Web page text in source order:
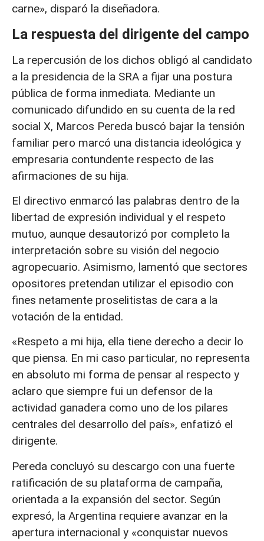
carne», disparó la diseñadora.
La respuesta del dirigente del campo
La repercusión de los dichos obligó al candidato
a la presidencia de la SRA a fijar una postura
pública de forma inmediata. Mediante un
comunicado difundido en su cuenta de la red
social X, Marcos Pereda buscó bajar la tensión
familiar pero marcó una distancia ideológica y
empresaria contundente respecto de las
afirmaciones de su hija.
El directivo enmarcó las palabras dentro de la
libertad de expresión individual y el respeto
mutuo, aunque desautorizó por completo la
interpretación sobre su visión del negocio
agropecuario. Asimismo, lamentó que sectores
opositores pretendan utilizar el episodio con
fines netamente proselitistas de cara a la
votación de la entidad.
«Respeto a mi hija, ella tiene derecho a decir lo
que piensa. En mi caso particular, no representa
en absoluto mi forma de pensar al respecto y
aclaro que siempre fui un defensor de la
actividad ganadera como uno de los pilares
centrales del desarrollo del país», enfatizó el
dirigente.
Pereda concluyó su descargo con una fuerte
ratificación de su plataforma de campaña,
orientada a la expansión del sector. Según
expresó, la Argentina requiere avanzar en la
apertura internacional y «conquistar nuevos